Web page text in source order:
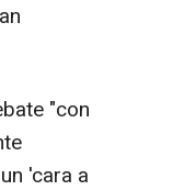
"con
'cara a